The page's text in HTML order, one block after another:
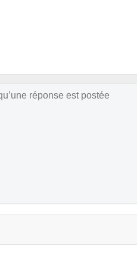
réponse est postée